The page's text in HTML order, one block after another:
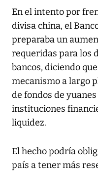
En el intento por
divisa china, el
preparaba un
requeridas para los
bancos, diciendo
mecanismo a largo
de fondos de
instituciones
liquidez.
El hecho podría
país a tener más